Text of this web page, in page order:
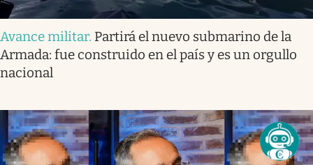
Avance militar. Partirá el nuevo submarino de la
Armada: fue construido en el país y es un orgullo
nacional